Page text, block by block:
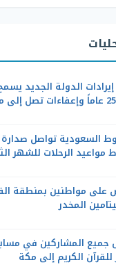
الدولة الجديد
السعودية تواصل صدارة
مواعيد الرحلات للشهر
على مواطنين بمنطقة
المخدر
جميع المشاركين في
للقرآن الكريم إلى مكة